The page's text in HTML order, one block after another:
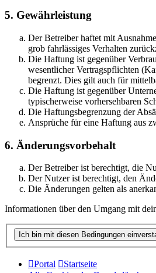
5. Gewährleistung
Der Betreiber haftet mit
grob fahrlässiges Verhalten
Die Haftung ist gegenüber
wesentlicher Vertragspflichten
begrenzt. Dies gilt auch für
Die Haftung ist gegenüber
typischerweise vorhersehbaren
Die Haftungsbegrenzung der
Ansprüche für eine Haftung aus
6. Änderungsvorbehalt
Der Betreiber ist berechtigt, die
Der Nutzer ist berechtigt, den
Die Änderungen gelten als
Informationen über den Umgang mit
Portal
Startseite